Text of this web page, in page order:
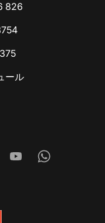
826
ール
YoutubeWhatsapp